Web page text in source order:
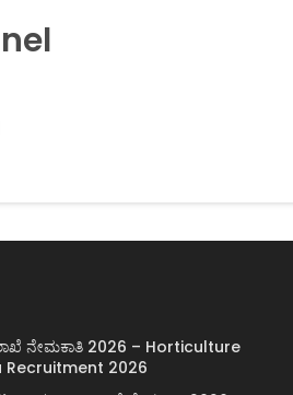
ನೇಮಕಾತಿ 2026 – Horticulture
2026